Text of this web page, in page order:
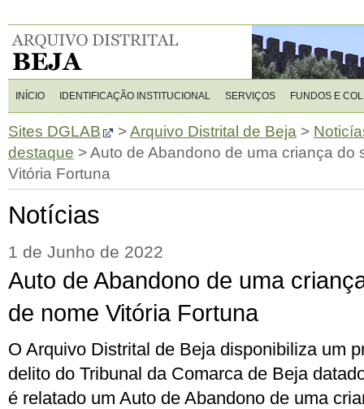
INÍCIO IDENTIFICAÇÃO INSTITUCIONAL SERVIÇOS FUNDOS E
Sites DGLAB >Arquivo Distrital de Beja >
destaque >Auto de Abandono de uma criança do
Vitória Fortuna
Notícias
1 de Junho de 2022
Auto de Abandono de uma
de nome Vitória Fortuna
O Arquivo Distrital de Beja disponibiliza um
delito do Tribunal da Comarca de Beja
é relatado um Auto de Abandono de uma